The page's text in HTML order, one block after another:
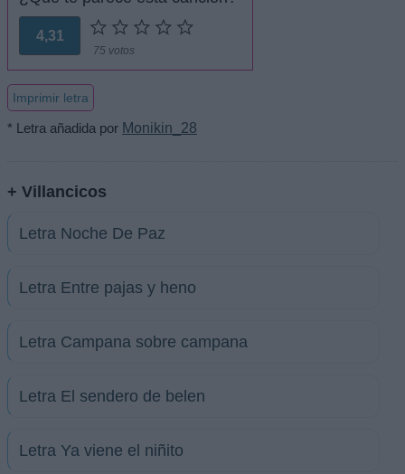
4,31
75 votos
Imprimir letra
* Letra añadida por Monikin_28
+ Villancicos
Letra Noche De Paz
Letra Entre pajas y heno
Letra Campana sobre campana
Letra El sendero de belen
Letra Ya viene el niñito